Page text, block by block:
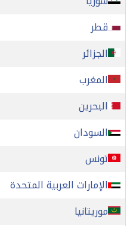
قطر
الجزائر
المغرب
البحرين
السودان
تونس
الإمارات العربية المتحدة
موريتانيا